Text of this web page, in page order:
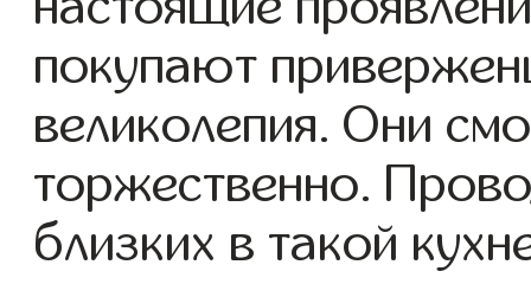
покупают
великолепия. Они
торжественно.
близких в такой